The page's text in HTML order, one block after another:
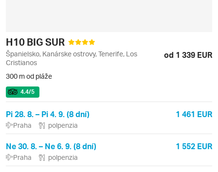
H10 BIG SUR
Španielsko, Kanárske ostrovy, Tenerife, Los
Cristianos
od 1 339 EUR
300 m od pláže
4.4/5
Pi 28. 8. – Pi 4. 9. (8 dní) 1 461 EUR
Praha polpenzia
Ne 30. 8. – Ne 6. 9. (8 dní) 1 552 EUR
Praha polpenzia